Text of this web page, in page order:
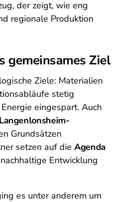
der zeigt, wie eng
regionale Produktion
gemeinsames Ziel
Ziele: Materialien
stetig
eingespart. Auch
Grundsätzen
setzen auf die Agenda
Entwicklung
es unter anderem um